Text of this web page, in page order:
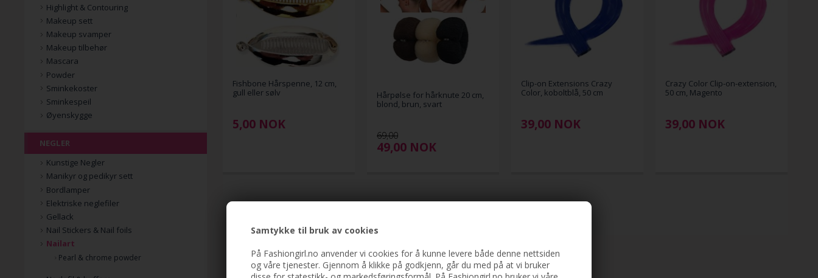
Samtykke til bruk av cookies
På Fashiongirl.no anvender vi cookies for å kunne levere både denne nettsiden
og våre tjenester. Gjennom å klikke på godkjenn, går du med på at vi bruker
Fishbone Hårspenne, 12 cm,
gull eller sølv
5,00 NOK
Hårpølse for hårknute 20 cm,
blond, brun, svart
69,00
49,00 NOK
Clip-on Extensions Crazy
Color, koboltblå, 50 cm
39,00 NOK
Crazy Color Clip-on-extension,
50 cm, Magento
39,00 NOK
Highlight & Contouring
Makeup sett
Makeup svamper
Makeup tilbehør
Mascara
Powder
Sminkekoster
Sminkespeil
Øyenskygge
NEGLER
Kunstige Negler
Manikyr og pedikyr sett
Bordlamper
Elektriske neglefiler
Gellack
Nail Stickers & Nail foils
Nailart
Pearl & chrome powder